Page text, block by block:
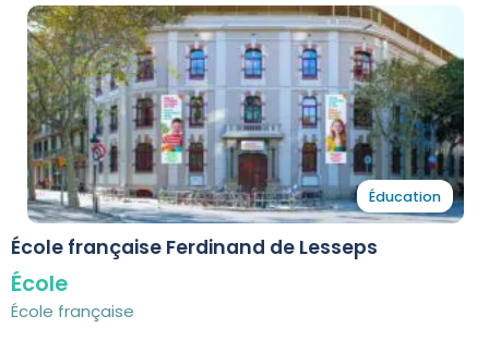
Éducation
École française Ferdinand de Lesseps
École
École française